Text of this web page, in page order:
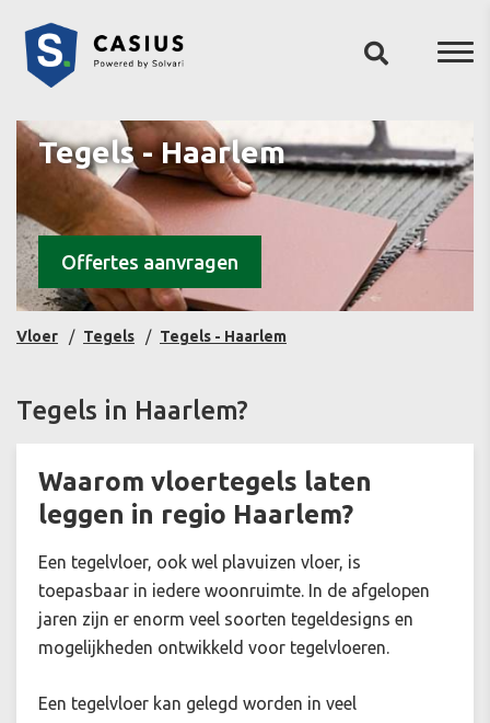
Tegels - Haarlem
Offertes aanvragen
Vloer Tegels Tegels - Haarlem
Tegels in Haarlem?
Waarom vloertegels laten
leggen in regio Haarlem?
Een tegelvloer, ook wel plavuizen vloer, is
toepasbaar in iedere woonruimte. In de afgelopen
jaren zijn er enorm veel soorten tegeldesigns en
mogelijkheden ontwikkeld voor tegelvloeren.
Een tegelvloer kan gelegd worden in veel